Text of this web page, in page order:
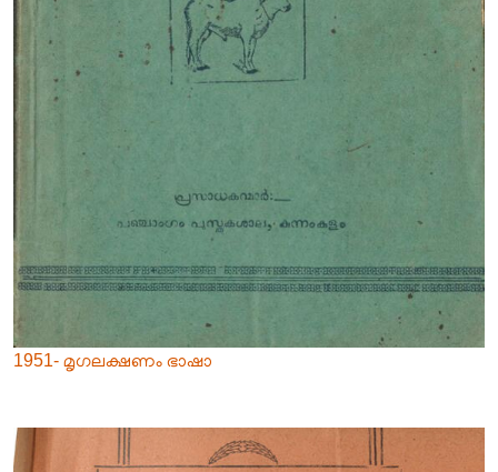
1951- മൃഗലക്ഷണം ഭാഷാ